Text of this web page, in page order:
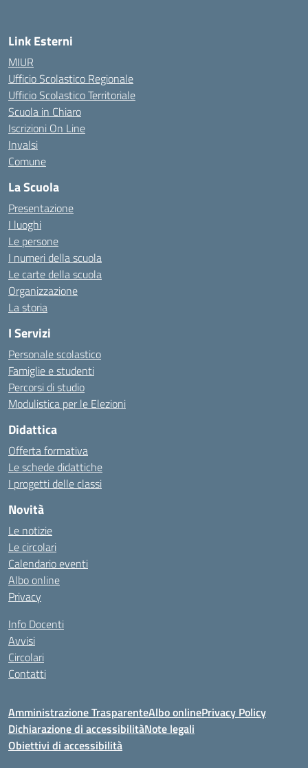
Link Esterni
MIUR
Ufficio Scolastico Regionale
Ufficio Scolastico Territoriale
Scuola in Chiaro
Iscrizioni On Line
Invalsi
Comune
La Scuola
Presentazione
I luoghi
Le persone
I numeri della scuola
Le carte della scuola
Organizzazione
La storia
I Servizi
Personale scolastico
Famiglie e studenti
Percorsi di studio
Modulistica per le Elezioni
Didattica
Offerta formativa
Le schede didattiche
I progetti delle classi
Novità
Le notizie
Le circolari
Calendario eventi
Albo online
Privacy
Info Docenti
Avvisi
Circolari
Contatti
Amministrazione TrasparenteAlbo onlinePrivacy Policy
Dichiarazione di accessibilitàNote legali
Obiettivi di accessibilità